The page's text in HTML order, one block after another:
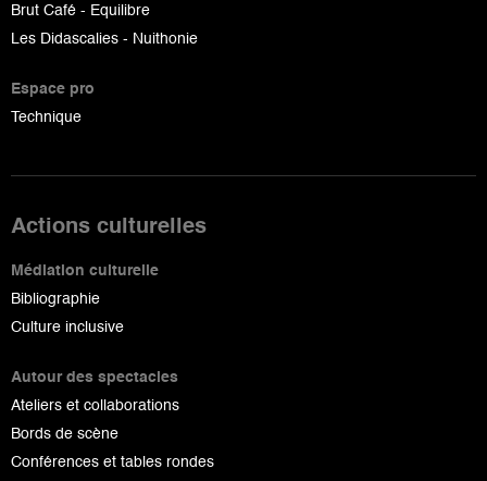
Brut Café - Equilibre
Les Didascalies - Nuithonie
Espace pro
Technique
Actions culturelles
Médiation culturelle
Bibliographie
Culture inclusive
Autour des spectacles
Ateliers et collaborations
Bords de scène
Conférences et tables rondes